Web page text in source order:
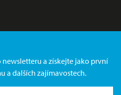
newsletteru a získejte jako první
a dalších zajímavostech.